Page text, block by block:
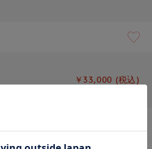
￥33,000 (税込)